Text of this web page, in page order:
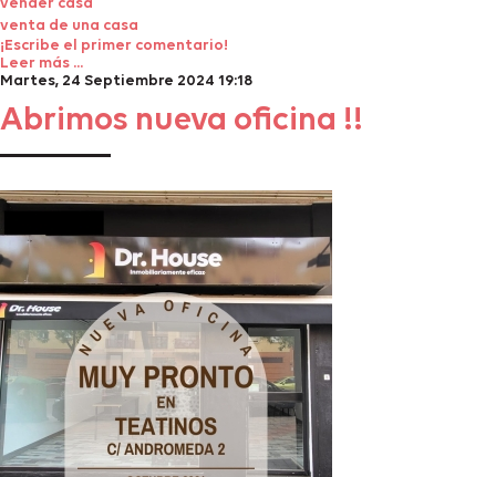
vender casa
venta de una casa
¡Escribe el primer comentario!
Leer más ...
Martes, 24 Septiembre 2024 19:18
Abrimos nueva oficina !!